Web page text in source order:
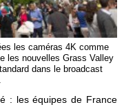
les caméras 4K comme
les nouvelles Grass Valley
dans le broadcast
: les équipes de France